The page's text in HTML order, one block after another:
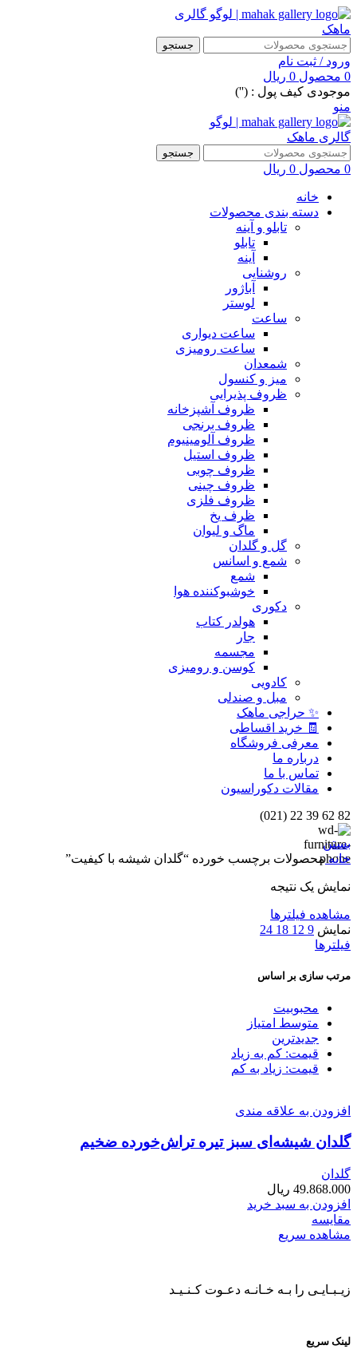
جستجو
ورود / ثبت نام
0 محصول 0 ریال
موجودی کیف پول : ('')
منو
جستجو
0 محصول 0 ریال
خانه
دسته بندی محصولات
تابلو و آینه
تابلو
آینه
روشنایی
آباژور
لوستر
ساعت
ساعت دیواری
ساعت رومیزی
شمعدان
میز و کنسول
ظروف پذیرایی
ظروف آشپزخانه
ظروف برنجی
ظروف آلومینیوم
ظروف استیل
ظروف چوبی
ظروف چینی
ظروف فلزی
ظرف یخ
ماگ و لیوان
گل و گلدان
شمع و اسانس
شمع
خوشبوکننده هوا
دکوری
هولدر کتاب
جار
مجسمه
کوسن و رومیزی
کادویی
مبل و صندلی
✨ حراجی ماهک
🧾 خرید اقساطی
معرفی فروشگاه
درباره ما
تماس با ما
مقالات دکوراسیون
82 62 39 22 (021)
بستن
خانهمحصولات برچسب خورده “گلدان شیشه با کیفیت”
نمایش یک نتیجه
مشاهده فیلترها
نمایش 9
12
18
24
فیلترها
مرتب سازی بر اساس
محبوبیت
متوسط امتیاز
جدیدترین
قیمت: کم به زیاد
قیمت: زیاد به کم
افزودن به علاقه مندی
گلدان شیشه‌ای سبز تیره تراش‌خورده ضخیم
گلدان
49.868.000 ریال
افزودن به سبد خرید
مقایسه
مشاهده سریع
زیـبـایـی را بـه خـانـه دعـوت کـنـیـد
لینک سریع